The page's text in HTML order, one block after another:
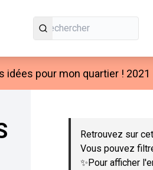
idées pour mon quartier ! 2021
Passer la carte
Retrouvez sur
Vous pouvez
✨Pour afficher